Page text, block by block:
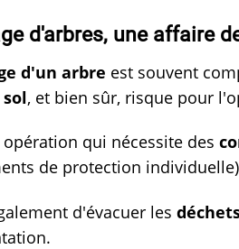
d'arbres, une affaire
d'un arbre est souvent
, et bien sûr, risque pour
opération qui nécessite des
de protection
d'évacuer les